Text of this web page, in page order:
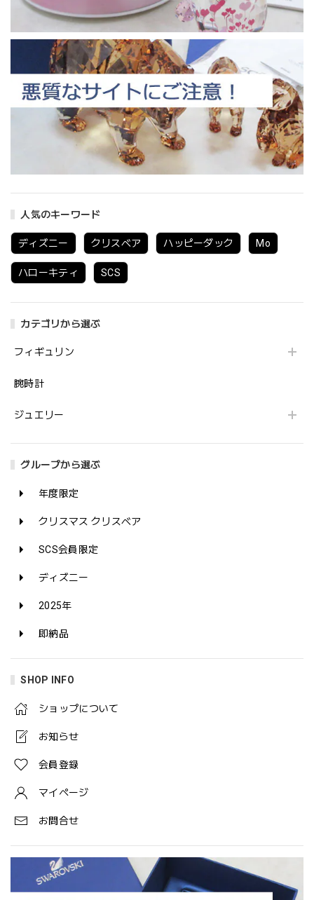
人気のキーワード
ディズニー クリスベア ハッピーダック Mo
ハローキティ SCS
カテゴリから選ぶ
フィギュリン
腕時計
ジュエリー
グループから選ぶ
年度限定
クリスマス クリスベア
SCS会員限定
ディズニー
2025年
即納品
SHOP INFO
ショップについて
お知らせ
会員登録
マイページ
お問合せ